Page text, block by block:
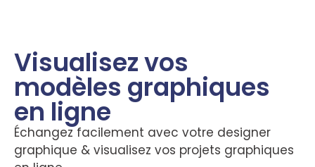
Visualisez vos
modèles graphiques
en ligne
Échangez facilement avec votre designer
graphique & visualisez vos projets graphiques